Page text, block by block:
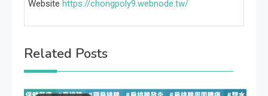
Website https://chongpoly9.webnode.tw/
Related Posts